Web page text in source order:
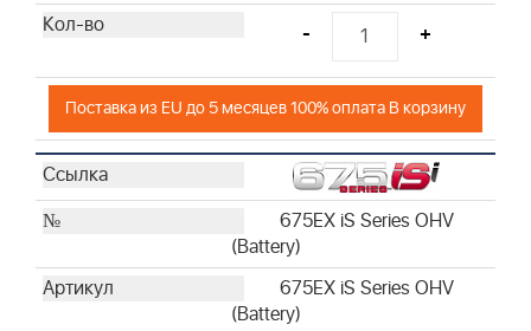
- +
Поставка из EU до 5 месяцев 100% оплата В корзину
675EX iS Series OHV
(Battery)
675EX iS Series OHV
(Battery)